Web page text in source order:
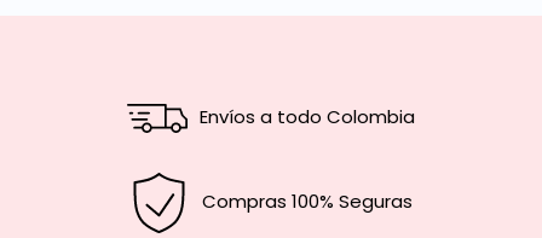
Envíos a todo Colombia
Compras 100% Seguras